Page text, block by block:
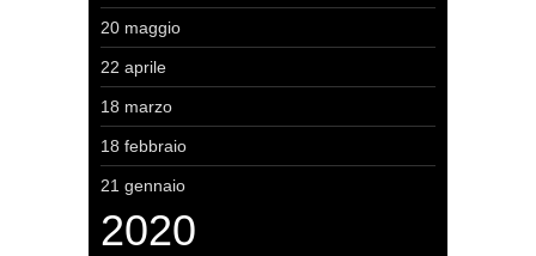
20 maggio
22 aprile
18 marzo
18 febbraio
21 gennaio
2020